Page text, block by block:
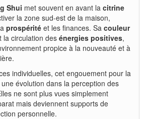
Shui met souvent en avant la citrine
la zone sud-est de la maison,
prospérité et les finances. Sa couleur
la circulation desénergies positives,
propice à la nouveauté et à
individuelles, cet engouement pour la
évolution dans la perception des
ne sont plus vues simplement
mais deviennent supports de
personnelle.